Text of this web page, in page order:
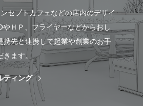
セプトカフェなどの店内のデザイ
ＨＰ、フライヤーなどからおし
携先と連携して起業や創業のお手
きます。
ティング